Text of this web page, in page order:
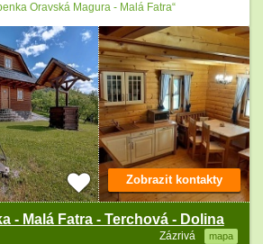
Oravská Magura - Malá Fatra“
- Malá Fatra - Terchová - Dolina
Zázrivá mapa
Zobrazit kontakty